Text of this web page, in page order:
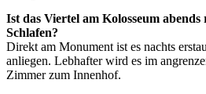
Ist das Viertel am Kolosseum
Schlafen?
Direkt am Monument ist es nachts
anliegen. Lebhafter wird es im
Zimmer zum Innenhof.